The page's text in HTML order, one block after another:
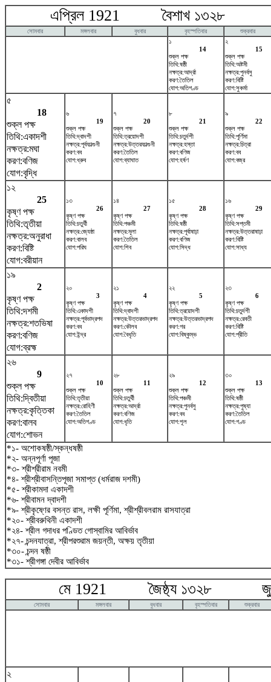
এপ্রিল 1921 বৈশাখ ১৩২৮
সোমবার মঙ্গলবার বুধবার বৃহস্পতিবার
শুক্রবার
১
14
শুক্ল পক্ষ
তিথি:ষষ্ঠী
নক্ষত্র:আর্দ্রা
করণ:তৈতিল
যোগ:অতিগণ্ড
২
15
শুক্ল পক্ষ
তিথি:অষ্টমী
নক্ষত্র:পুনর্বসু
করণ:বিষ্টি
যোগ:সুকর্মা
৫
18
শুক্ল পক্ষ
তিথি:একাদশী
নক্ষত্র:মঘা
করণ:বণিজ
যোগ:বৃদ্ধি
৬
19
শুক্ল পক্ষ
তিথি:দ্বাদশী
নক্ষত্র:পূর্বফাল্গুনী
করণ:বব
যোগ:ধ্রুব
৭
20
শুক্ল পক্ষ
তিথি:ত্রয়োদশী
নক্ষত্র:উত্তরফাল্গুনী
করণ:তৈতিল
যোগ:ব্যাঘাত
৮
21
শুক্ল পক্ষ
তিথি:চতুর্দশী
নক্ষত্র:হস্তা
করণ:বণিজ
যোগ:হর্ষণ
৯
22
শুক্ল পক্ষ
তিথি:পূর্ণিমা
নক্ষত্র:চিত্রা
করণ:বব
যোগ:বজ্র
১২
25
কৃষ্ণ পক্ষ
তিথি:তৃতীয়া
নক্ষত্র:অনুরাধা
করণ:বিষ্টি
যোগ:বরীয়ান
১৩
26
কৃষ্ণ পক্ষ
তিথি:চতুর্থী
নক্ষত্র:জ্যেষ্ঠা
করণ:বালব
যোগ:পরিঘ
১৪
27
কৃষ্ণ পক্ষ
তিথি:পঞ্চমী
নক্ষত্র:মূলা
করণ:তৈতিল
যোগ:শিব
১৫
28
কৃষ্ণ পক্ষ
তিথি:ষষ্ঠী
নক্ষত্র:পূর্বাষাঢ়া
করণ:বণিজ
যোগ:সিদ্ধ
১৬
29
কৃষ্ণ পক্ষ
তিথি:সপ্তমী
নক্ষত্র:উত্তরাষাঢ়া
করণ:বিষ্টি
যোগ:সাধ্য
১৯
2
কৃষ্ণ পক্ষ
তিথি:দশমী
নক্ষত্র:শতভিষ‌া
করণ:বণিজ
যোগ:ব্রহ্ম
২০
3
কৃষ্ণ পক্ষ
তিথি:একাদশী
নক্ষত্র:পূর্বভাদ্রপদ
করণ:বব
যোগ:ইন্দ্র
২১
4
কৃষ্ণ পক্ষ
তিথি:দ্বাদশী
নক্ষত্র:উত্তরভাদ্রপদ
করণ:কৌলব
যোগ:বৈধৃতি
২২
5
কৃষ্ণ পক্ষ
তিথি:ত্রয়োদশী
নক্ষত্র:উত্তরভাদ্রপদ
করণ:গর
যোগ:বিষ্কুম্ভ
২৩
6
কৃষ্ণ পক্ষ
তিথি:চতুর্দশী
নক্ষত্র:রেবতী
করণ:বিষ্টি
যোগ:প্রীতি
২৬
9
শুক্ল পক্ষ
তিথি:দ্বিতীয়া
নক্ষত্র:কৃত্তিকা
করণ:বালব
যোগ:শোভন
২৭
10
শুক্ল পক্ষ
তিথি:তৃতীয়া
নক্ষত্র:রোহিণী
করণ:তৈতিল
যোগ:অতিগণ্ড
২৮
11
শুক্ল পক্ষ
তিথি:চতুর্থী
নক্ষত্র:আর্দ্রা
করণ:বণিজ
যোগ:ধৃতি
২৯
12
শুক্ল পক্ষ
তিথি:পঞ্চমী
নক্ষত্র:পুনর্বসু
করণ:বব
যোগ:শূল
৩০
13
শুক্ল পক্ষ
তিথি:ষষ্ঠী
নক্ষত্র:পুষ্যা
করণ:তৈতিল
যোগ:গণ্ড
*১- অশোকষষ্ঠী/স্কন্ধষষ্ঠী
*২- অন্নপূর্ণা পূজা
*৩- শ্রীশ্রীরাম নবমী
*৪- শ্রীশ্রীবাসন্তিপূজা সমাপ্ত (ধর্মরাজ দশমী)
*৫- শ্রীকামদা একাদশী
*৬- শ্রীবামন দ্বাদশী
*৯- শ্রীকৃষ্ণের বসন্ত রাস, লক্ষী পূর্ণিমা, শ্রীশ্রীবলরাম রাসযাত্রা
*২০- শ্রীবরুথিনী একাদশী
*২৪- শ্রীল গদাধর পণ্ডিত গোস্বামির আবির্ভাব
*২৭- চন্দনযাত্রা, শ্রীপরশুরাম জয়ন্তী, অক্ষয় তৃতীয়া
*৩০- চন্দন ষষ্ঠী
*৩১- শ্রীগঙ্গা দেবীর আবির্ভাব
মে 1921 জৈষ্ঠ্য ১৩২৮ জুন
সোমবার মঙ্গলবার বুধবার বৃহস্পতিবার শুক্রবার
২